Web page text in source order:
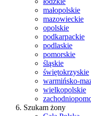
małopolskie
mazowieckie
opolskie
podkarpackie
podlaskie
pomorskie
śląskie
świętokrzyskie
warmińsko-
wielkopolskie
Szukam żony